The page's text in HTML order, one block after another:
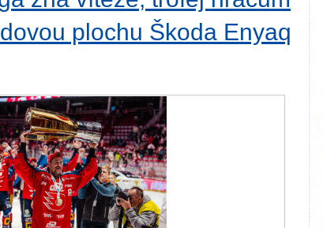
plochu Škoda Enyaq